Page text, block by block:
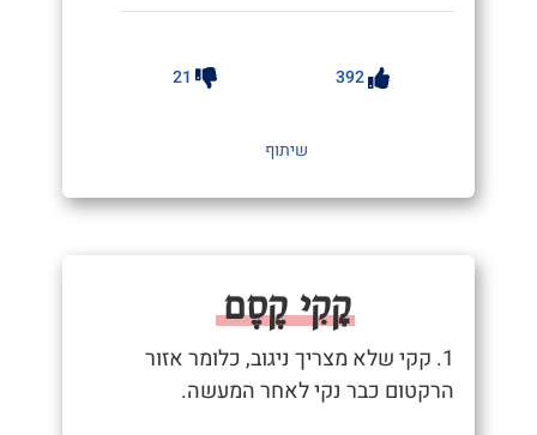
392
21
שיתוף
קָקִי קֶסֶם
1. קקי שלא מצריך ניגוב, כלומר אזור
הרקטום כבר נקי לאחר המעשה.